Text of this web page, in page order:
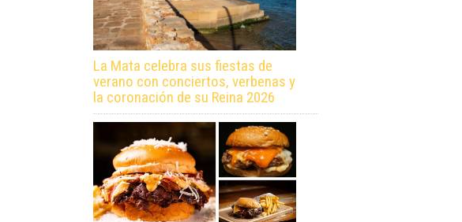
La Mata celebra sus fiestas de
verano con conciertos, verbenas y
la coronación de su Reina 2026